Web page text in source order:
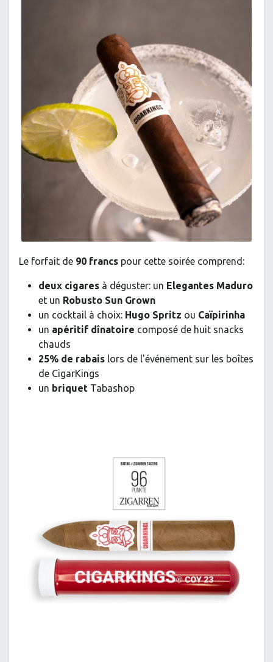
Le forfait de 90 francs pour cette soirée comprend:
deux cigares à déguster: un Elegantes Maduro
et un Robusto Sun Grown
un cocktail à choix: Hugo Spritz ou Caïpirinha
un apéritif dînatoire composé de huit snacks
chauds
25% de rabais lors de l'événement sur les boîtes
de CigarKings
un briquet Tabashop